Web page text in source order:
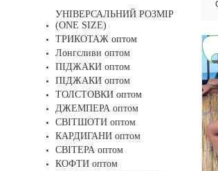
УНІВЕРСАЛЬНИЙ РОЗМІР
(ONE SIZE)
ТРИКОТАЖ оптом
Лонгсливи оптом
ПІДЖАКИ оптом
ПІДЖАКИ оптом
ТОЛСТОВКИ оптом
ДЖЕМПЕРА оптом
СВІТШОТИ оптом
КАРДИГАНИ оптом
СВІТЕРА оптом
КОФТИ оптом